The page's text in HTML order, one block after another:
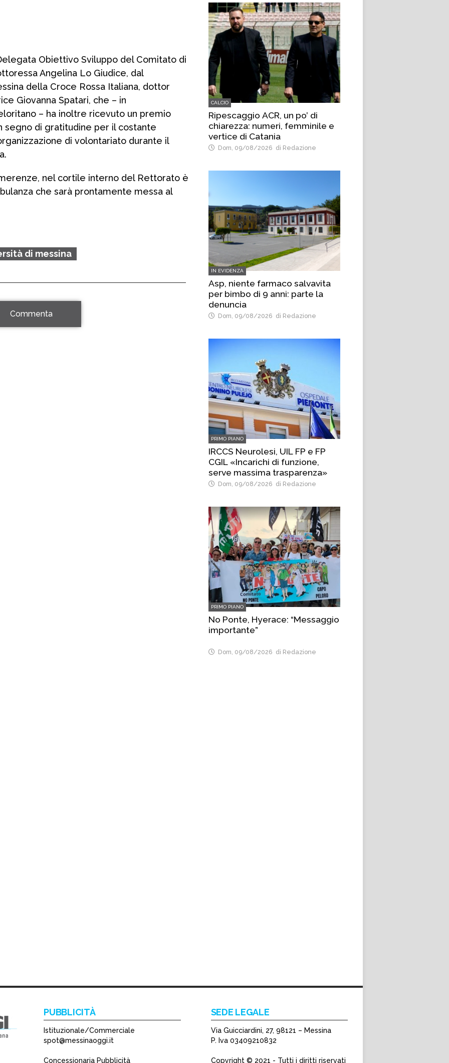
Obiettivo Sviluppo del Comitato di
Angelina Lo Giudice, dal
della Croce Rossa Italiana, dottor
Giovanna Spatari, che – in
– ha inoltre ricevuto un premio
segno di gratitudine per il costante
di volontariato durante il
nel cortile interno del Rettorato è
che sarà prontamente messa al
di messina
Commenta
CALCIO
Ripescaggio ACR, un po’ di
chiarezza: numeri, femminile e
vertice di Catania
Dom, 09/08/2026 di Redazione
IN EVIDENZA
Asp, niente farmaco salvavita
per bimbo di 9 anni: parte la
denuncia
Dom, 09/08/2026 di Redazione
PRIMO PIANO
IRCCS Neurolesi, UIL FP e FP
CGIL «Incarichi di funzione,
serve massima trasparenza»
Dom, 09/08/2026 di Redazione
PRIMO PIANO
No Ponte, Hyerace: “Messaggio
importante”
Dom, 09/08/2026 di Redazione
PUBBLICITÀ
Istituzionale/Commerciale
spot@messinaoggi.it
Concessionaria Pubblicità
SEDE LEGALE
Via Guicciardini, 27, 98121 – Messina
P. Iva 03409210832
Copyright © 2021 - Tutti i diritti riservati